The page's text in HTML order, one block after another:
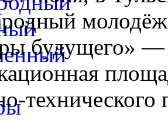
будущего» —
технического